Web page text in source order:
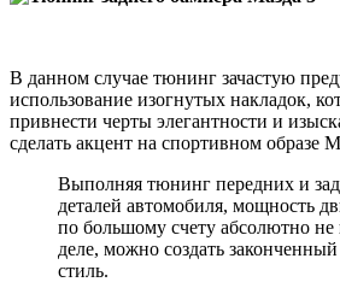
В данном случае тюнинг зачастую
использование изогнутых накладок,
привнести черты элегантности и
сделать акцент на спортивном образе
Выполняя тюнинг передних и
деталей автомобиля, мощность
по большому счету абсолютно не
деле, можно создать
стиль.